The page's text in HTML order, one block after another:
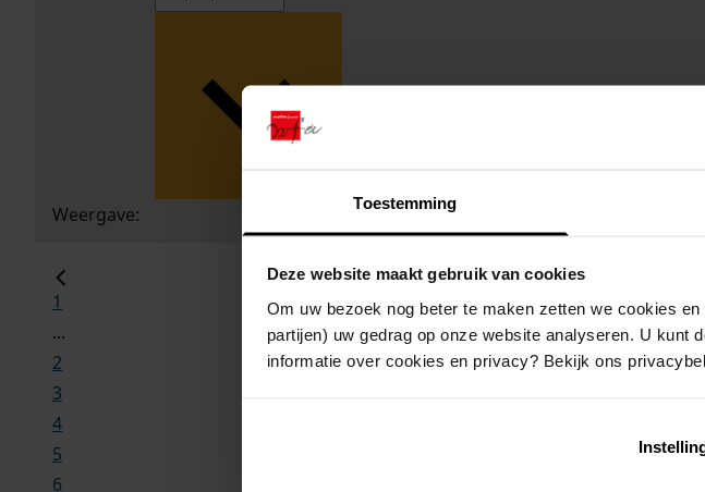
Toestemming
Deze website maakt gebruik van cookies
Om uw bezoek nog beter te maken zetten we cookies
partijen) uw gedrag op onze website analyseren. U
informatie over cookies en privacy? Bekijk ons
Weergave:
1
...
2
3
4
5
6